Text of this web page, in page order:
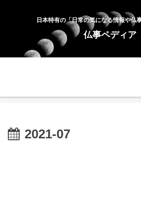
日本特有の「日常の気になる情報や仏
仏事ペディア
2021-07